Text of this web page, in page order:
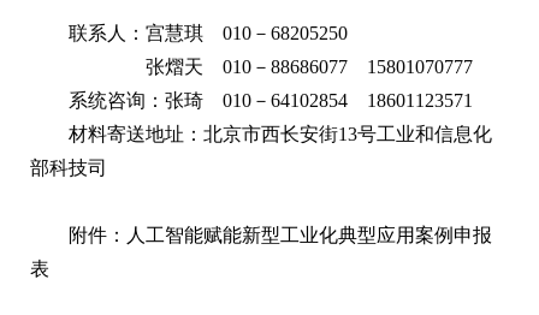
联系人：宫慧琪 010－68205250
张熠天 010－88686077 15801070777
系统咨询：张琦 010－64102854 18601123571
材料寄送地址：北京市西长安街13号工业和信息化
部科技司
附件： 人工智能赋能新型工业化典型应用案例申报
表